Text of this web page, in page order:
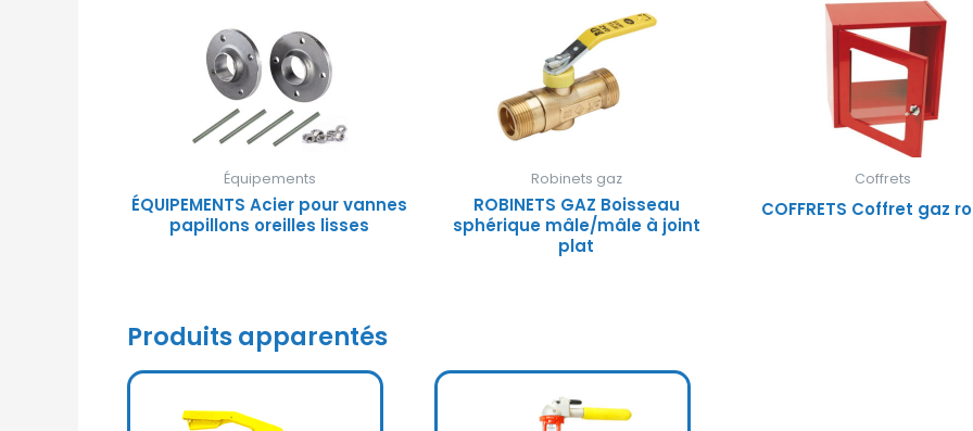
Équipements
ÉQUIPEMENTS Acier pour vannes
papillons oreilles lisses
Robinets gaz
ROBINETS GAZ Boisseau
sphérique mâle/mâle à joint
plat
Coffrets
COFFRETS Coffret gaz
Produits apparentés